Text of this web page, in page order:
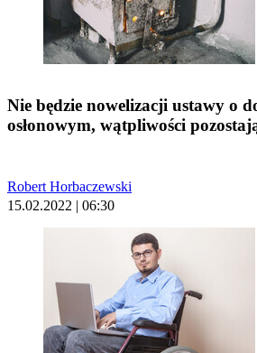
Nie będzie nowelizacji ustawy o
osłonowym, wątpliwości
Robert Horbaczewski
15.02.2022 | 06:30